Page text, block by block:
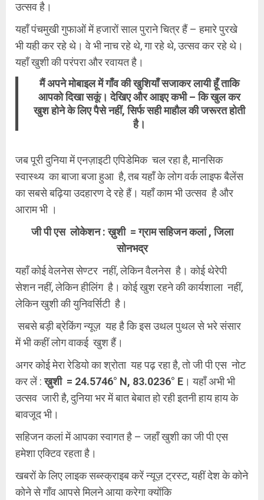
उत्सव है।
यहाँ पंचमुखी गुफाओं में हजारों साल पुराने चित्र हैं – हमारे पुरखे
भी यही कर रहे थे। वे भी नाच रहे थे, गा रहे थे, उत्सव कर रहे थे।
यहाँ खुशी की परंपरा और रवायत है।
मैं अपने मोबाइल में गाँव की खुशियाँ सजाकर लायी हूँ ताकि
आपको दिखा सकूं। देखिए और आइए कभी – कि खुल कर
खुश होने के लिए पैसे नहीं, सिर्फ सही माहौल की जरूरत होती
है।
जब पूरी दुनिया में एनज़ाइटी एपिडेमिक चल रहा है, मानसिक
स्वास्थ्य का बाजा बजा हुआ है, तब यहाँ के लोग वर्क लाइफ बैलेंस
का सबसे बढ़िया उदहारण दे रहे हैं। यहाँ काम भी उत्सव है और
आराम भी ।
जी पी एस लोकेशन : ख़ुशी = ग्राम सहिजन कलां , जिला
सोनभद्र
यहाँ कोई वेलनेस सेण्टर नहीं, लेकिन वैलनेस है। कोई थेरेपी
सेशन नहीं, लेकिन हीलिंग है। कोई खुश रहने की कार्यशाला नहीं,
लेकिन खुशी की युनिवर्सिटी है।
सबसे बड़ी ब्रेकिंग न्यूज़ यह है कि इस उथल पुथल से भरे संसार
में भी कहीं लोग वाकई खुश हैं।
अगर कोई मेरा रेडियो का श्रोता यह पढ़ रहा है, तो जी पी एस नोट
कर लें :ख़ुशी = 24.5746° N, 83.0236° E । यहाँ अभी भी
उत्सव जारी है, दुनिया भर में बात बेबात हो रही इतनी हाय हाय के
बावजूद भी।
सहिजन कलां में आपका स्वागत है – जहाँ खुशी का जी पी एस
हमेशा एक्टिव रहता है।
खबरों के लिए लाइक सब्स्क्राइब करें न्यूज़ ट्रस्ट, यहीं देश के कोने
कोने से गाँव आपसे मिलने आया करेगा क्योंकि